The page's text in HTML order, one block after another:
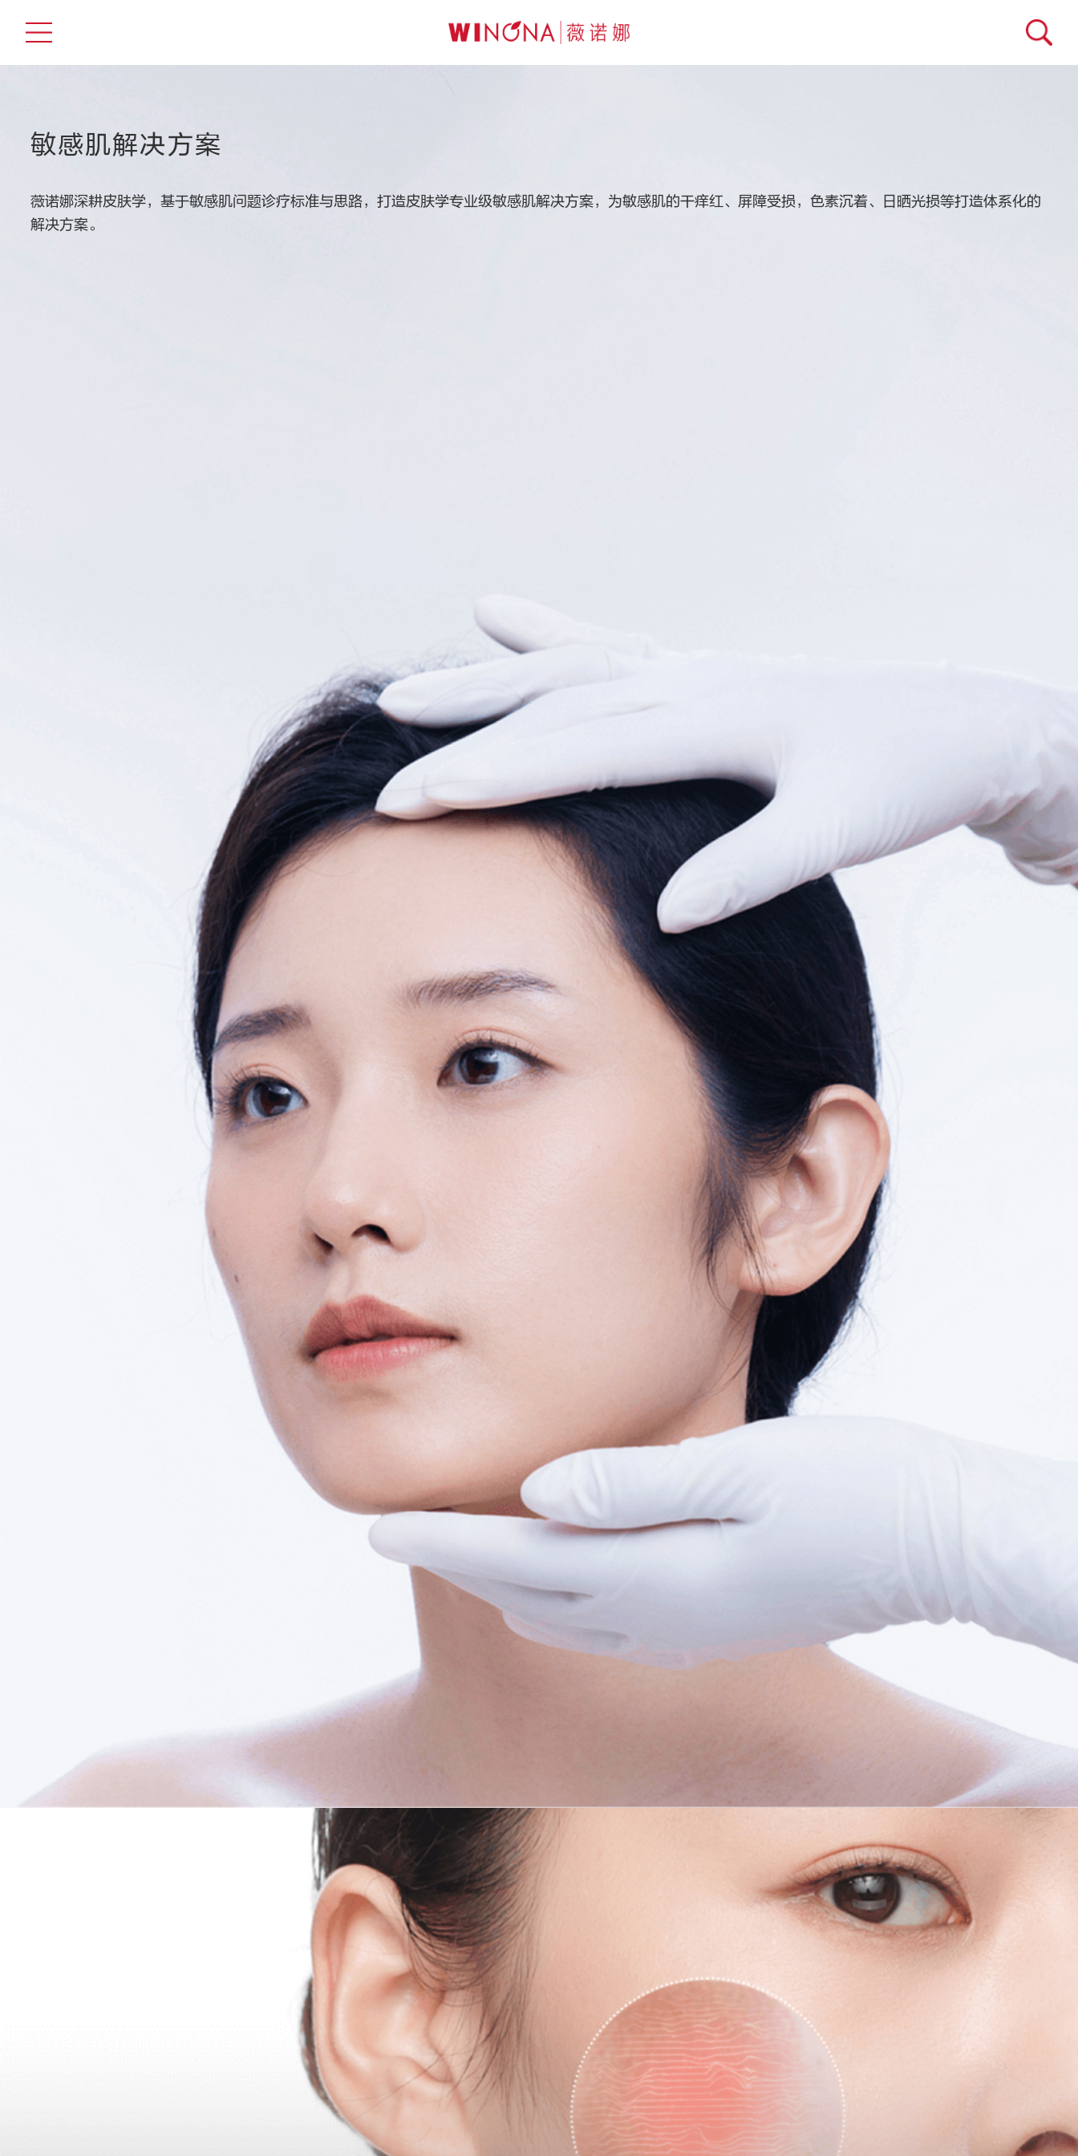
敏感肌解决方案
薇诺娜深耕皮肤学，基于敏感肌问题诊疗标准与思路，打造皮肤学专业级敏感肌解决方案，为敏感肌的干痒红、屏障受损，色素沉着、日晒光损等打造体系化的
解决方案。